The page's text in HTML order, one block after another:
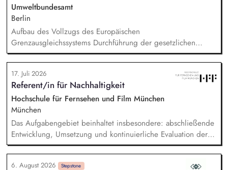
Umweltbundesamt
Berlin
Aufbau des Vollzugs des Europäischen
Grenzausgleichssystems Durchführung der gesetzlichen
Vollzugsaufgaben in der Umsetzung des CBAM in
Zusammenarbeit mit anderen Facheinheiten der DEHSt, vor
allem: - Prüfung von CBAM-Berichten und ‑Erklärungen sowie
Prüfung, Aufbereitung und Bewertung der erhobenen
Emissionsdaten - Mitwirkung bei der Durchführung von
Rechtsmittelverfahren - Kommunikation mit Importeuren sowie
dem Zoll und der Europäischen Kommission - Erarbeitung von
Strategien und Konzepten für den einheitlichen Vollzug der
rechtlichen Regelungen zum CBAM und deren
Weiterentwicklung
17. Juli 2026
Referent/in für Nachhaltigkeit
Hochschule für Fernsehen und Film München
München
Das Aufgabengebiet beinhaltet insbesondere: abschließende
Entwicklung, Umsetzung und kontinuierliche Evaluation der
HFF-eigenen Nachhaltigkeitsstrategie, Begleitung,
Koordination und Umsetzung konkreter Projekte und
6. August 2026 Stepstone